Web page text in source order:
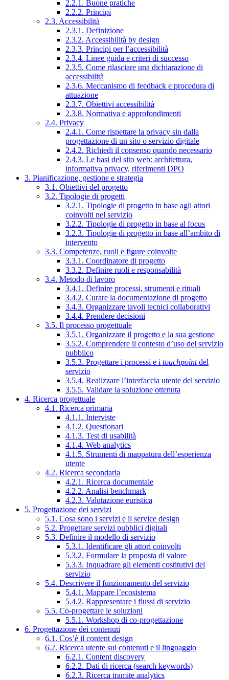
2.2.1. Buone pratiche
2.2.2. Principi
2.3. Accessibilità
2.3.1. Definizione
2.3.2. Accessibilità by design
2.3.3. Principi per l’accessibilità
2.3.4. Linee guida e criteri di successo
2.3.5. Come rilasciare una dichiarazione di
accessibilità
2.3.6. Meccanismo di feedback e procedura di
attuazione
2.3.7. Obiettivi accessibilità
2.3.8. Normativa e approfondimenti
2.4. Privacy
2.4.1. Come rispettare la privacy sin dalla
progettazione di un sito o servizio digitale
2.4.2. Richiedi il consenso quando necessario
2.4.3. Le basi del sito web: architettura,
informativa privacy, riferimenti DPO
3. Pianificazione, gestione e strategia
3.1. Obiettivi del progetto
3.2. Tipologie di progetti
3.2.1. Tipologie di progetto in base agli attori
coinvolti nel servizio
3.2.2. Tipologie di progetto in base al focus
3.2.3. Tipologie di progetto in base all’ambito di
intervento
3.3. Competenze, ruoli e figure coinvolte
3.3.1. Coordinatore di progetto
3.3.2. Definire ruoli e responsabilità
3.4. Metodo di lavoro
3.4.1. Definire processi, strumenti e rituali
3.4.2. Curare la documentazione di progetto
3.4.3. Organizzare tavoli tecnici collaborativi
3.4.4. Prendere decisioni
3.5. Il processo progettuale
3.5.1. Organizzare il progetto e la sua gestione
3.5.2. Comprendere il contesto d’uso del servizio
pubblico
3.5.3. Progettare i processi e i touchpointdel
servizio
3.5.4. Realizzare l’interfaccia utente del servizio
3.5.5. Validare la soluzione ottenuta
4. Ricerca progettuale
4.1. Ricerca primaria
4.1.1. Interviste
4.1.2. Questionari
4.1.3. Test di usabilità
4.1.4. Web analytics
4.1.5. Strumenti di mappatura dell’esperienza
utente
4.2. Ricerca secondaria
4.2.1. Ricerca documentale
4.2.2. Analisi benchmark
4.2.3. Valutazione euristica
5. Progettazione dei servizi
5.1. Cosa sono i servizi e il service design
5.2. Progettare servizi pubblici digitali
5.3. Definire il modello di servizio
5.3.1. Identificare gli attori coinvolti
5.3.2. Formulare la proposta di valore
5.3.3. Inquadrare gli elementi costitutivi del
servizio
5.4. Descrivere il funzionamento del servizio
5.4.1. Mappare l’ecosistema
5.4.2. Rappresentare i flussi di servizio
5.5. Co-progettare le soluzioni
5.5.1. Workshop di co-progettazione
6. Progettazione dei contenuti
6.1. Cos’è il content design
6.2. Ricerca utente sui contenuti e il linguaggio
6.2.1. Content discovery
6.2.2. Dati di ricerca (search keywords)
6.2.3. Ricerca tramite analytics